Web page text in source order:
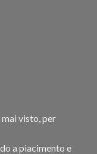
visto, per
a piacimento e